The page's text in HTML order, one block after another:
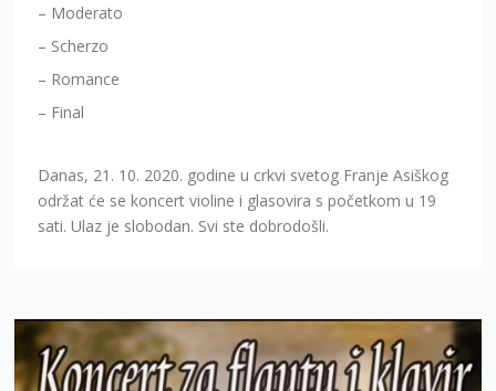
– Moderato
– Scherzo
– Romance
– Final
Danas, 21. 10. 2020. godine u crkvi svetog Franje Asiškog
održat će se koncert violine i glasovira s početkom u 19
sati. Ulaz je slobodan. Svi ste dobrodošli.